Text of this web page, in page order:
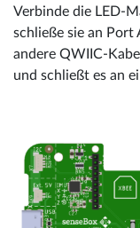
Verbinde die LED-
schließe sie an Port
andere QWIIC-
und schließt es an